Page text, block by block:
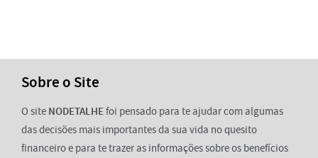
Sobre o Site
O site NODETALHEfoi pensado para te ajudar com algumas
das decisões mais importantes da sua vida no quesito
financeiro e para te trazer as informações sobre os benefícios